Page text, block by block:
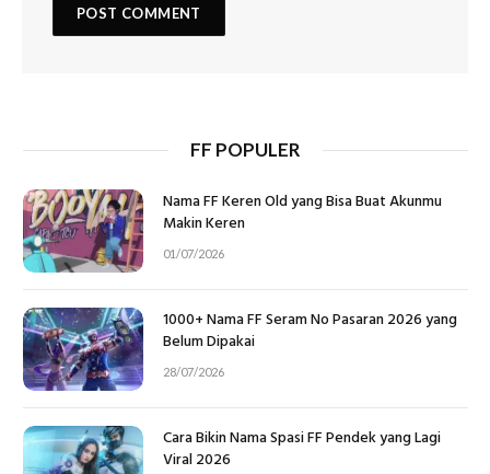
FF POPULER
Nama FF Keren Old yang Bisa Buat Akunmu
Makin Keren
01/07/2026
1000+ Nama FF Seram No Pasaran 2026 yang
Belum Dipakai
28/07/2026
Cara Bikin Nama Spasi FF Pendek yang Lagi
Viral 2026